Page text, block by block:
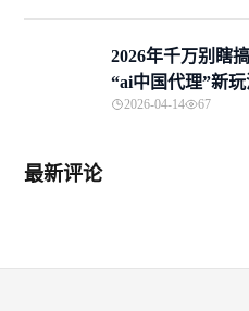
2026年千万别瞎
“ai中国代理”新
2026-04-14 67
最新评论